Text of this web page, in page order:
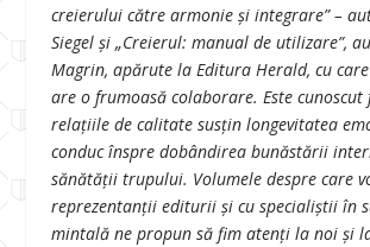
creierului către armonie și integrare” –
Siegel și „Creierul: manual de utilizare”,
Magrin, apărute la Editura Herald, cu
are o frumoasă colaborare. Este cunoscut
relațiile de calitate susțin longevitatea
conduc înspre dobândirea bunăstării
sănătății trupului. Volumele despre care
reprezentanții editurii și cu specialiștii în
mintală ne propun să fim atenți la noi și